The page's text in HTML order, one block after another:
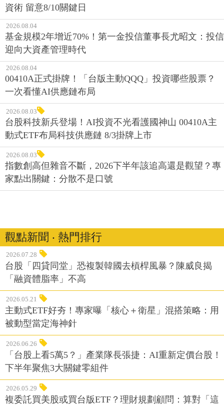
資術 留意8/10關鍵日
2026.08.04
基金規模2年增近70%！第一金投信董事長尤昭文：投信
迎向大資產管理時代
2026.08.04
00410A正式掛牌！「台版主動QQQ」投資哪些股票？
一次看懂AI供應鏈布局
2026.08.03
台股科技新兵登場！AI投資不光看護國神山 00410A主
動式ETF布局科技供應鏈 8/3掛牌上市
2026.08.03
指數創高但雜音不斷，2026下半年該追高還是觀望？專
家點出關鍵：分散不是口號
觀點新聞 ‧ 熱門排行
2026.07.28
台股「四貸同堂」恐複製韓國去槓桿風暴？陳威良揭
「融資體脂率」不高
2026.05.21
主動式ETF好夯！專家曝「核心＋衛星」混搭策略：用
被動型當定海神針
2026.06.26
「台股上看5萬5？」產業隊長張捷：AI重新定價台股！
下半年聚焦3大關鍵零組件
2026.05.29
複委託買美股或買台版ETF？理財規劃顧問：算對「這